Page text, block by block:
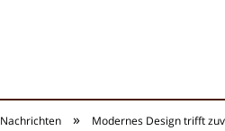
Nachrichten » Modernes Design trifft